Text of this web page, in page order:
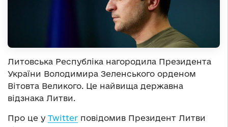
Литовська Республіка нагородила Президента
України Володимира Зеленського орденом
Вітовта Великого. Це найвища державна
відзнака Литви.
Про це у Twitter повідомив Президент Литви